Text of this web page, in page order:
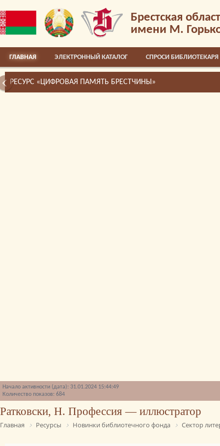
Брестская
имени М.
ГЛАВНАЯ ЭЛЕКТРОННЫЙ КАТАЛОГ СПРОСИ БИБЛИОТЕКАРЯ
РЕСУРС «ЦИФРОВАЯ ПАМЯТЬ БРЕСТЧИНЫ»
Начало активности (дата): 31.01.2024 15:44:49
Количество показов: 684
Ратковски, Н. Профессия — иллюстратор
Главная Ресурсы Новинки библиотечного фонда Сектор